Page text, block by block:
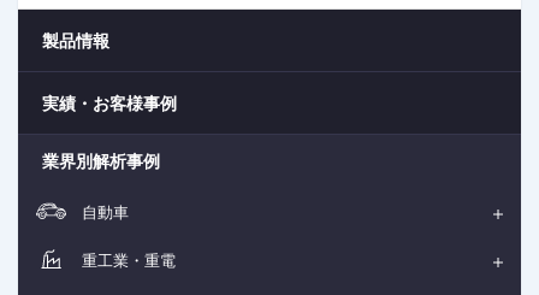
製品情報
実績・お客様事例
業界別解析事例
自動車
重工業・重電